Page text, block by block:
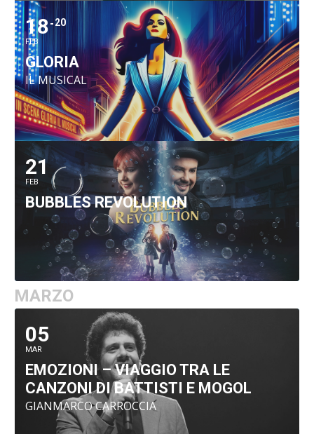
18
FEB
20
GLORIA
IL MUSICAL
21
FEB
BUBBLES REVOLUTION
MARZO
05
MAR
EMOZIONI – VIAGGIO TRA LE
CANZONI DI BATTISTI E MOGOL
GIANMARCO CARROCCIA